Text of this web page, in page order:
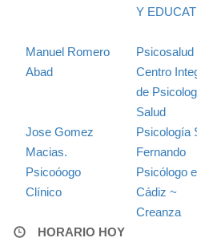
Y
Manuel Romero
Abad
Psicosalud
Centro
de
Salud
Jose Gomez
Macias.
Psicoóogo
Clínico
Psicología
Fernando
Psicólogo
Cádiz ~
Creanza
HORARIO HOY